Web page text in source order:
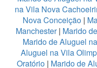
na Vila Nova
Nova Conceição|
Manchester| Marido
Marido de Aluguel
Aluguel na Vila
Oratório| Marido de